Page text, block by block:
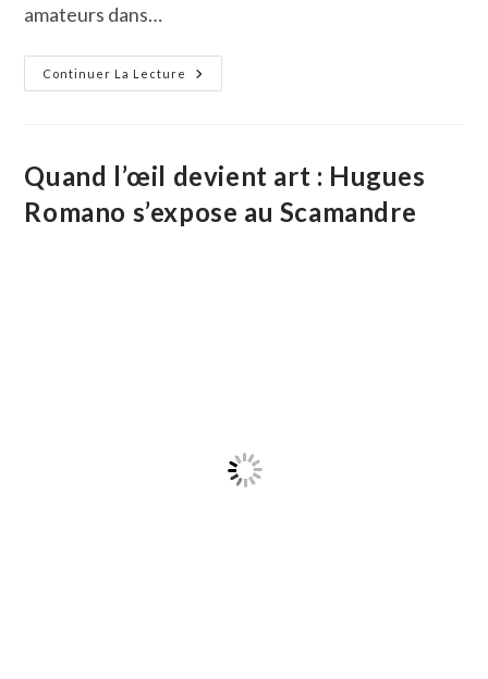
amateurs dans…
Continuer La Lecture
Couleurs
De
Commerce
De
Quand l’œil devient art : Hugues
Romano s’expose au Scamandre